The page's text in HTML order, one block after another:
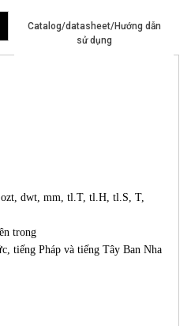
Catalog/datasheet/Hướng dẫn
sử dụng
dwt, mm, tl.T, tl.H, tl.S, T,
trong
tiếng Pháp và tiếng Tây Ban Nha